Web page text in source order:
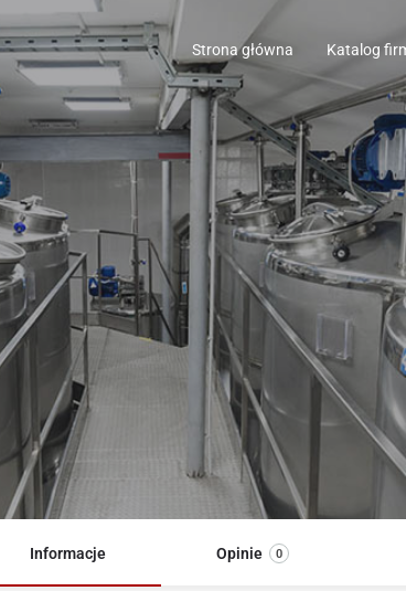
Strona główna Katalog
Informacje Opinie 0